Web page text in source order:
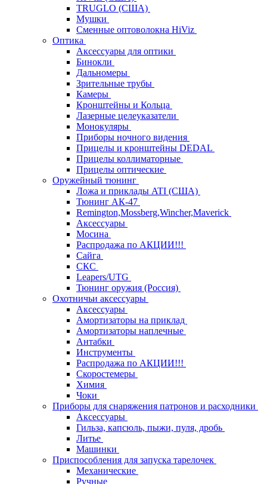
TRUGLO (США)
Мушки
Сменные оптоволокна HiViz
Оптика
Аксессуары для оптики
Бинокли
Дальномеры
Зрительные трубы
Камеры
Кронштейны и Кольца
Лазерные целеуказатели
Монокуляры
Приборы ночного видения
Прицелы и кронштейны DEDAL
Прицелы коллиматорные
Прицелы оптические
Оружейный тюнинг
Ложа и приклады ATI (США)
Тюнинг АК-47
Remington,Mossberg,Wincher,Maverick
Аксессуары
Мосина
Распродажа по АКЦИИ!!!
Сайга
СКС
Leapers/UTG
Тюнинг оружия (Россия)
Охотничьи аксессуары
Аксессуары
Амортизаторы на приклад
Амортизаторы наплечные
Антабки
Инструменты
Распродажа по АКЦИИ!!!
Скоростемеры
Химия
Чоки
Приборы для снаряжения патронов и расходники
Аксессуары
Гильза, капсюль, пыжи, пуля, дробь
Литье
Машинки
Приспособления для запуска тарелочек
Механические
Ручные